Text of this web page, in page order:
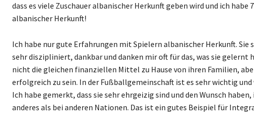
dass es viele Zuschauer albanischer Herkunft geben wird und ich
albanischer Herkunft!
Ich habe nur gute Erfahrungen mit Spielern albanischer Herkunft. Sie
sehr diszipliniert, dankbar und danken mir oft für das, was sie
nicht die gleichen finanziellen Mittel zu Hause von ihren Familien,
erfolgreich zu sein. In der Fußballgemeinschaft ist es sehr wichtig
Ich habe gemerkt, dass sie sehr ehrgeizig sind und den Wunsch
anderes als bei anderen Nationen. Das ist ein gutes Beispiel für